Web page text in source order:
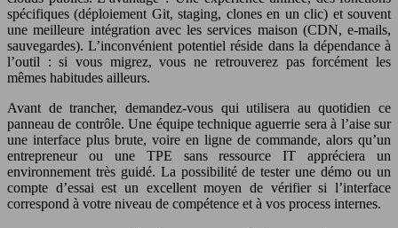
spécifiques (déploiement Git, staging, clones en un clic) et souvent
une meilleure intégration avec les services maison (CDN, e‑mails,
sauvegardes). L’inconvénient potentiel réside dans la dépendance à
l’outil : si vous migrez, vous ne retrouverez pas forcément les
mêmes habitudes ailleurs.
Avant de trancher, demandez‑vous qui utilisera au quotidien ce
panneau de contrôle. Une équipe technique aguerrie sera à l’aise sur
une interface plus brute, voire en ligne de commande, alors qu’un
entrepreneur ou une TPE sans ressource IT appréciera un
environnement très guidé. La possibilité de tester une démo ou un
compte d’essai est un excellent moyen de vérifier si l’interface
correspond à votre niveau de compétence et à vos process internes.